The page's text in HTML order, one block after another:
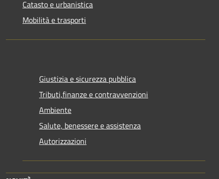
Catasto e urbanistica
Mobilità e trasporti
Giustizia e sicurezza pubblica
Tributi,finanze e contravvenzioni
Ambiente
Salute, benessere e assistenza
Autorizzazioni